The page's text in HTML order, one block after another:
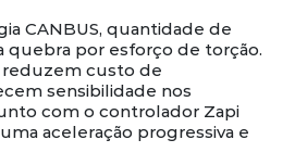
CANBUS, quantidade de
quebra por esforço de torção.
custo de
sensibilidade nos
com o controlador Zapi
aceleração progressiva e